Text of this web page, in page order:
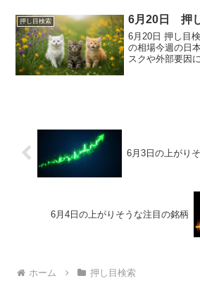
押し目検索 6月20日 押
6月20日 押し目
の相場今週の日
スクや外部要因
6月3日の上がり
6月4日の上がりそうな注目の銘柄
ホーム 押し目検索